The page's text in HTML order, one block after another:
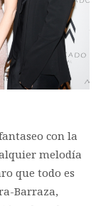
con la
melodía
que todo es
Barraza,